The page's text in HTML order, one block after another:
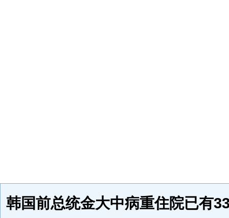
韩国前总统金大中病重住院已有